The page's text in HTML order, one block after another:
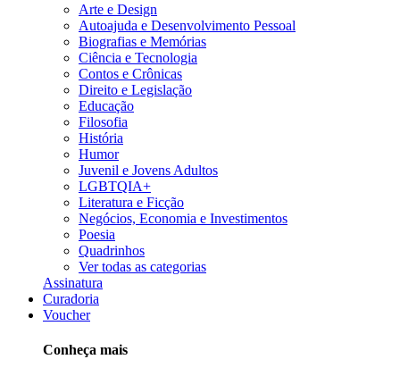
Arte e Design
Autoajuda e Desenvolvimento Pessoal
Biografias e Memórias
Ciência e Tecnologia
Contos e Crônicas
Direito e Legislação
Educação
Filosofia
História
Humor
Juvenil e Jovens Adultos
LGBTQIA+
Literatura e Ficção
Negócios, Economia e Investimentos
Poesia
Quadrinhos
Ver todas as categorias
Assinatura
Curadoria
Voucher
Conheça mais